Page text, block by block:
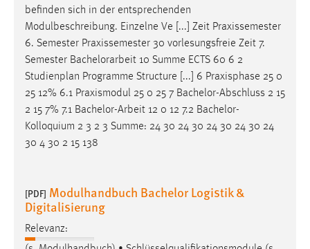
befinden sich in der entsprechenden
Modulbeschreibung. Einzelne Ve [...] Zeit Praxissemester
6. Semester Praxissemester 30 vorlesungsfreie Zeit 7.
Semester Bachelorarbeit 10 Summe ECTS 60 6 2
Studienplan Programme Structure [...] 6 Praxisphase 25 0
25 12% 6.1 Praxismodul 25 0 25 7 Bachelor-Abschluss 2 15
2 15 7% 7.1 Bachelor-Arbeit 12 0 12 7.2 Bachelor-
Kolloquium 2 3 2 3 Summe: 24 30 24 30 24 30 24 30 24
30 4 30 2 15 138
[PDF] Modulhandbuch Bachelor Logistik &
Digitalisierung
Relevanz: